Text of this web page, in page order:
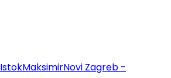
IstokMaksimirNovi Zagreb -